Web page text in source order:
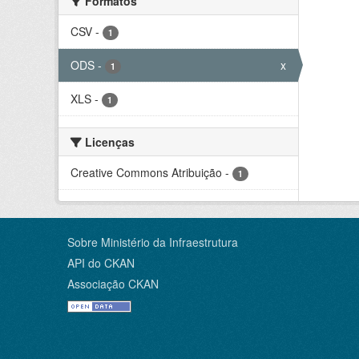
CSV - 1
ODS - 1 x
XLS - 1
Licenças
Creative Commons Atribuição - 1
Sobre Ministério da Infraestrutura
API do CKAN
Associação CKAN